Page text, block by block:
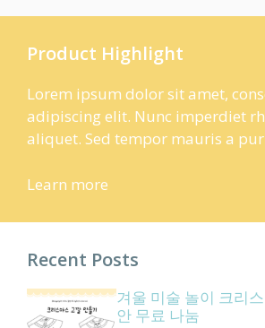
Product Highlight
Lorem ipsum dolor sit amet,
adipiscing elit. Nunc imperdiet
aliquet. Sed tempor mauris a
Learn more
Recent Posts
겨울 미술 놀이 크리
안 무료 나눔